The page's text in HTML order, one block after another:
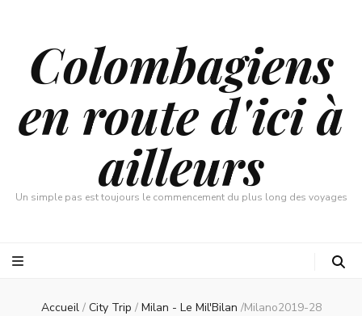
Colombagiens
en route d'ici à
ailleurs
Un simple pas est toujours le commencement du plus long des voyages
Accueil / City Trip / Milan - Le Mil'Bilan /Milano2019-28